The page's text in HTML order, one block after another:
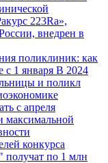
223Ra»,
внедрен в
поликлиник: как
с 1 января В 2024
и поликл
с апреля
максимальной
конкурса
получат по 1 млн